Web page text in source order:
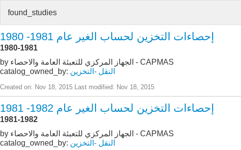
found_studies
إحصاءات التخزين لحساب الغير عام 1981- 1980
1980-1981
by الجهاز المركزي للتعبئة العامة والاحصاء - CAPMAS
catalog_owned_by: النقل -التخزين
Created on: Nov 18, 2015 Last modified: Nov 18, 2015
إحصاءات التخزين لحساب الغير عام 1982- 1981
1981-1982
by الجهاز المركزي للتعبئة العامة والاحصاء - CAPMAS
catalog_owned_by: النقل -التخزين